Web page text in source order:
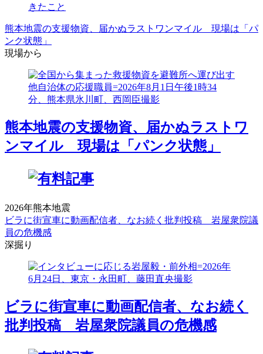
きたこと
熊本地震の支援物資、届かぬラストワンマイル 現場は「パ
ンク状態」
現場から
熊本地震の支援物資、届かぬラストワ
ンマイル 現場は「パンク状態」
2026年熊本地震
ビラに街宣車に動画配信者、なお続く批判投稿 岩屋衆院議
員の危機感
深掘り
ビラに街宣車に動画配信者、なお続く
批判投稿 岩屋衆院議員の危機感